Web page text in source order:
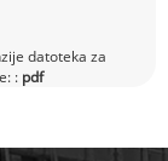
datoteka za
: pdf